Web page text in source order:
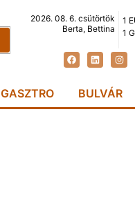
2026. 08. 6. csütörtök
Berta, Bettina
1
1
GASZTRO BULVÁR